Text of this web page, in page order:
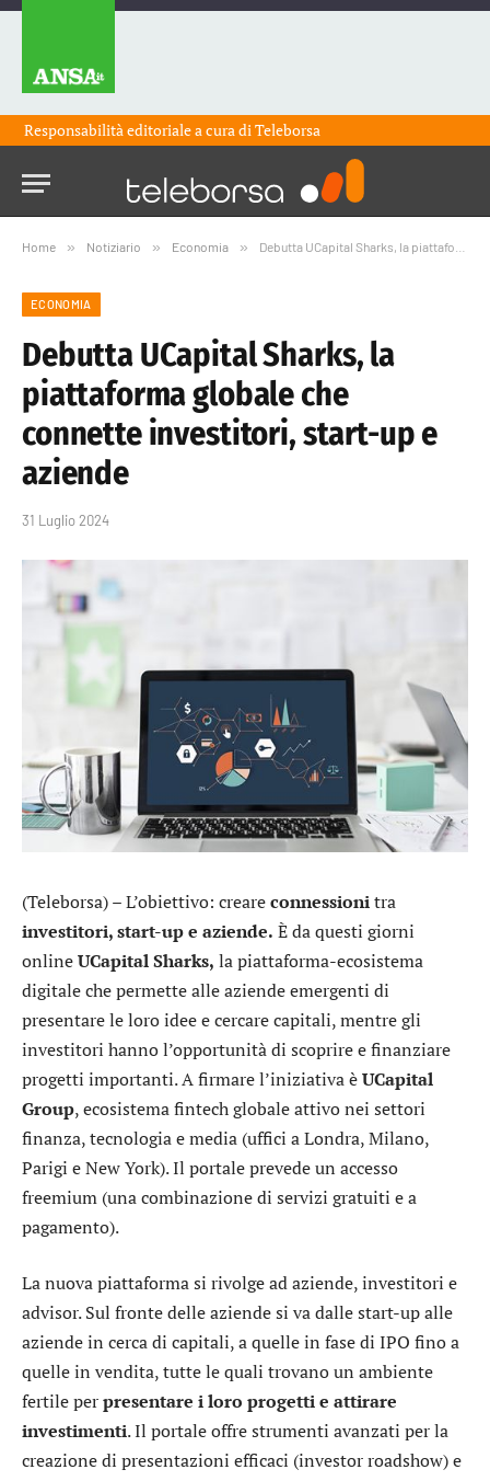
Responsabilità editoriale a cura diTeleborsa
Home » Notiziario » Economia » Debutta UCapital Sharks, la piattaforma globale che connette investitori, start-up e aziende
ECONOMIA
Debutta UCapital Sharks, la
piattaforma globale che
connette investitori, start-up e
aziende
31 Luglio 2024
(Teleborsa) – L’obiettivo: creareconnessionitra
investitori, start-up e aziende. È da questi giorni
onlineUCapital Sharks, la piattaforma-ecosistema
digitale che permette alle aziende emergenti di
presentare le loro idee e cercare capitali, mentre gli
investitori hanno l’opportunità di scoprire e finanziare
progetti importanti. A firmare l’iniziativa èUCapital
Group, ecosistema fintech globale attivo nei settori
finanza, tecnologia e media (uffici a Londra, Milano,
Parigi e New York). Il portale prevede un accesso
freemium (una combinazione di servizi gratuiti e a
pagamento).
La nuova piattaforma si rivolge ad aziende, investitori e
advisor. Sul fronte delle aziende si va dalle start-up alle
aziende in cerca di capitali, a quelle in fase di IPO fino a
quelle in vendita, tutte le quali trovano un ambiente
fertile perpresentare i loro progetti e attirare
investimenti. Il portale offre strumenti avanzati per la
creazione di presentazioni efficaci (investor roadshow) e